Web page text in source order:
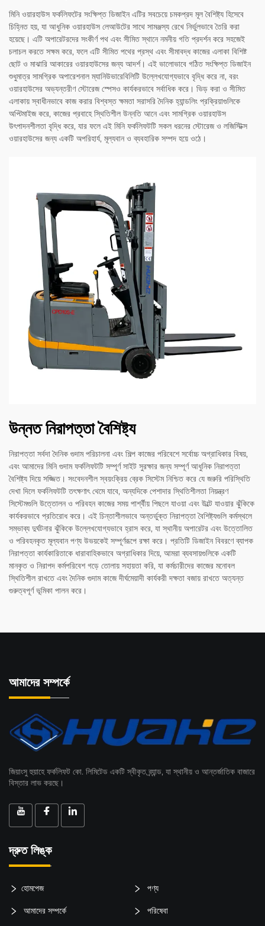
মিনি ওয়ারহাউস ফর্কলিফটের সংক্ষিপ্ত ডিজাইন এটির সবচেয়ে চমকপ্রদ মূল বৈশিষ্ট্য হিসেবে
চিহ্নিত হয়, যা আধুনিক ওয়ারহাউস লেআউটের সাথে সামঞ্জস্য রেখে নির্ভুলভাবে তৈরি করা
হয়েছে। এটি অপারেটরদের সংকীর্ণ পথ এবং সীমিত স্থানে নমনীয় গতি প্রদর্শন করে সহজেই
চলাচল করতে সক্ষম করে, ফলে এটি সীমিত পথের প্রস্থ এবং সীমাবদ্ধ কাজের এলাকা বিশিষ্ট
ছোট ও মাঝারি আকারের ওয়ারহাউসের জন্য আদর্শ। এই ভালোভাবে গঠিত সংক্ষিপ্ত ডিজাইন
শুধুমাত্র সামগ্রিক অপারেশনাল ম্যানিউভারেবিলিটি উল্লেখযোগ্যভাবে বৃদ্ধি করে না, বরং
ওয়ারহাউসের অভ্যন্তরীণ স্টোরেজ স্পেসও কার্যকরভাবে সর্বাধিক করে। ভিড় করা ও সীমিত
এলাকায় স্বাধীনভাবে কাজ করার বিশ্বস্ত ক্ষমতা সরাসরি দৈনিক হ্যান্ডলিং প্রক্রিয়াগুলিকে
অপ্টিমাইজ করে, কাজের প্রবাহে স্থিতিশীল উন্নতি আনে এবং সামগ্রিক ওয়ারহাউস
উৎপাদনশীলতা বৃদ্ধি করে, যার ফলে এই মিনি ফর্কলিফটটি সকল ধরনের স্টোরেজ ও লজিস্টিক্স
ওয়ারহাউসের জন্য একটি অপরিহার্য, মূল্যবান ও ব্যবহারিক সম্পদ হয়ে ওঠে।
উন্নত নিরাপত্তা বৈশিষ্ট্য
নিরাপত্তা সর্বদা দৈনিক গুদাম পরিচালনা এবং শিল্প কাজের পরিবেশে সর্বোচ্চ অগ্রাধিকার বিষয়,
এবং আমাদের মিনি গুদাম ফর্কলিফটটি সম্পূর্ণ সাইট সুরক্ষার জন্য সম্পূর্ণ আধুনিক নিরাপত্তা
বৈশিষ্ট্য দিয়ে সজ্জিত। সংবেদনশীল স্বয়ংক্রিয় ব্রেক সিস্টেম নিশ্চিত করে যে জরুরি পরিস্থিতি
দেখা দিলে ফর্কলিফটটি তৎক্ষণাৎ থেমে যাবে, অন্যদিকে পেশাদার স্থিতিশীলতা নিয়ন্ত্রণ
সিস্টেমগুলি উত্তোলন ও পরিবহন কাজের সময় পার্শ্বীয় পিছলে যাওয়া এবং উল্টে যাওয়ার ঝুঁকিকে
কার্যকরভাবে প্রতিরোধ করে। এই চিন্তাশীলভাবে অন্তর্ভুক্ত নিরাপত্তা বৈশিষ্ট্যগুলি কর্মস্থলে
সম্ভাব্য দুর্ঘটনার ঝুঁকিকে উল্লেখযোগ্যভাবে হ্রাস করে, যা স্থানীয় অপারেটর এবং উত্তোলিত
ও পরিবহনকৃত মূল্যবান পণ্য উভয়কেই সম্পূর্ণরূপে রক্ষা করে। প্রতিটি ডিজাইন বিবরণে ব্যাপক
নিরাপত্তা কার্যকারিতাকে ধারাবাহিকভাবে অগ্রাধিকার দিয়ে, আমরা ব্যবসায়গুলিকে একটি
মানকৃত ও নিরাপদ কর্মপরিবেশ গড়ে তোলায় সহায়তা করি, যা কর্মচারীদের কাজের মনোবল
স্থিতিশীল রাখতে এবং দৈনিক গুদাম কাজে দীর্ঘমেয়াদী কার্যকরী দক্ষতা বজায় রাখতে অত্যন্ত
গুরুত্বপূর্ণ ভূমিকা পালন করে।
আমাদের সম্পর্কে
জিয়াংসু হুয়াহে ফর্কলিফট কো. লিমিটেড একটি স্বীকৃত ব্র্যান্ড, যা স্থানীয় ও আন্তর্জাতিক বাজারে
বিস্তার লাভ করছে।
দ্রুত লিঙ্ক
হোমপেজ পণ্য
আমাদের সম্পর্কে পরিষেবা